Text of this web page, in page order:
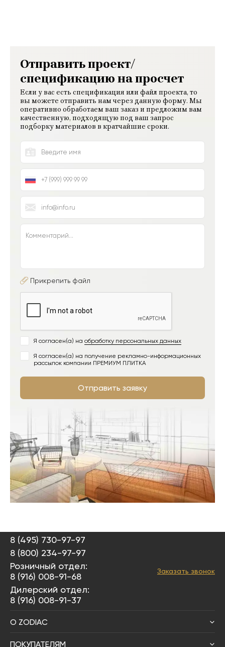
Отправить проект/
спецификацию на просчет
Если у вас есть спецификация или файл проекта, то
вы можете отправить нам через данную форму. Мы
оперативно обработаем ваш заказ и предложим вам
качественную, подходящую под ваш запрос
подборку материалов в кратчайшие сроки.
Прикрепить файл
Я согласен(а) на обработку персональных данных
Я согласен(а) на получение рекламно-информационных
рассылок компании ПРЕМИУМ ПЛИТКА
Отправить заявку
8 (495) 730-97-97
8 (800) 234-97-97
Розничный отдел:
8 (916) 008-91-68
Дилерский отдел:
8 (916) 008-91-37
Заказать звонок
О ZODIAC
ПОКУПАТЕЛЯМ